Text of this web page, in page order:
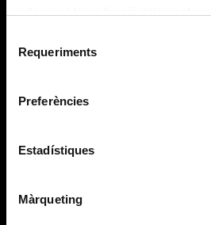
consultar laPolítica de galetes
Requeriments
Preferències
Estadístiques
Màrqueting